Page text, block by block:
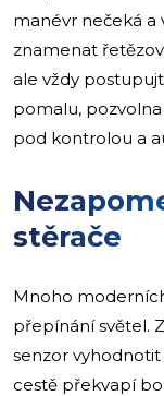
manévr nečeká
znamenat
ale vždy
pomalu,
pod kontrolou a
stěrače
Mnoho
přepínání světel.
senzor
cestě překvapí